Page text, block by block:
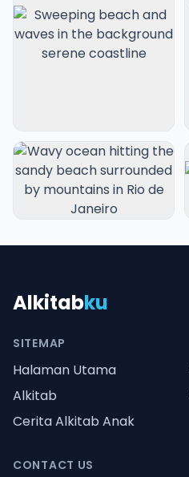
Alkitabku
SITEMAP
Halaman Utama
Alkitab
Cerita Alkitab Anak
CONTACT US